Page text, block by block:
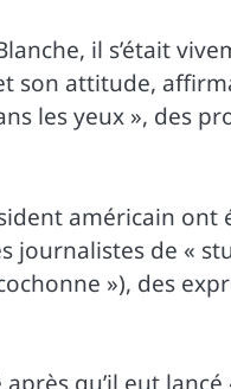
il s’était
son attitude,
les yeux », des
américain ont
journalistes de «
»), des